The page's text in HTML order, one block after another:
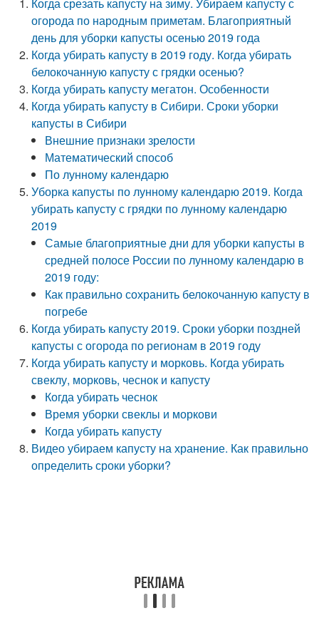
огорода по народным приметам. Благоприятный
день для уборки капусты осенью 2019 года
Когда убирать капусту в 2019 году. Когда убирать
белокочанную капусту с грядки осенью?
Когда убирать капусту мегатон. Особенности
Когда убирать капусту в Сибири. Сроки уборки
капусты в Сибири
Внешние признаки зрелости
Математический способ
По лунному календарю
Уборка капусты по лунному календарю 2019. Когда
убирать капусту с грядки по лунному календарю
2019
Самые благоприятные дни для уборки капусты в
средней полосе России по лунному календарю в
2019 году:
Как правильно сохранить белокочанную капусту в
погребе
Когда убирать капусту 2019. Сроки уборки поздней
капусты с огорода по регионам в 2019 году
Когда убирать капусту и морковь. Когда убирать
свеклу, морковь, чеснок и капусту
Когда убирать чеснок
Время уборки свеклы и моркови
Когда убирать капусту
Видео убираем капусту на хранение. Как правильно
определить сроки уборки?